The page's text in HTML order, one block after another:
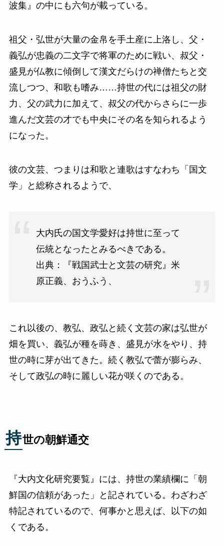
波集』の中にも六句が載っている。
祖父・弘世が大量の金帛を手土産に上洛し、父・
義弘が忠義の二文字で将軍のために戦い、叔父・
盛見が仏教に傾倒して漢文だらけの禅僧たちと交
流しつつ、和歌も嗜み……持世の代には祖父の財
力、父の武力に加えて、叔父の代からさらに一歩
進んだ文芸の才でも中央にその名を知られるよう
になった。
彼の文芸、つまりは和歌と連歌はすなわち「国文
学」と総称されるようで、
大内氏の国文学愛好は持世に至って
伝統となったとみるべきである。
出典：『戦国武士と文芸の研究』米
原正義、おうふう、
これ以後の、教弘、政弘と続く文芸の家は弘世が
畑を買い、義弘が種を蒔き、盛見が水をやり、持
世の時に芽が出てきた。続く教弘で蕾が膨らみ、
そして政弘の時に麗しい花が咲くのである。
持世の朝鮮通交
『大内文化研究要覧』には、持世の業績欄に「朝
鮮国の信頼があった」と記されている。わざわざ
特記されているので、何事かと思えば、以下の如
くである。